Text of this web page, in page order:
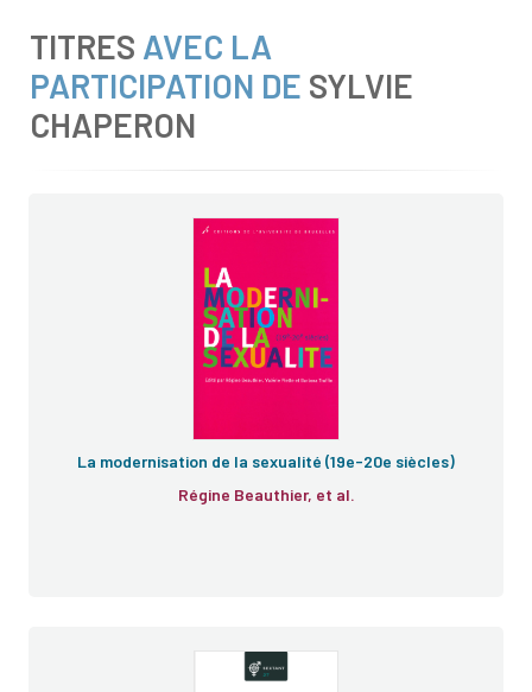
TITRES AVEC LA
PARTICIPATION DE SYLVIE
CHAPERON
La modernisation de la sexualité (19e-20e siècles)
Régine Beauthier, et al.